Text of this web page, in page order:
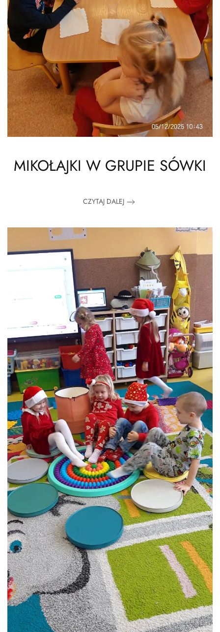
MIKOŁAJKI W GRUPIE SÓWKI
CZYTAJ DALEJ